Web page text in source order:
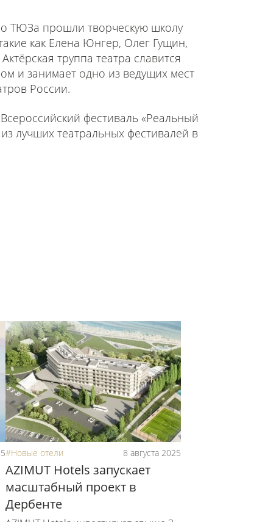
ТЮЗа прошли творческую школу
как Елена Юнгер, Олег Гущин,
труппа театра славится
и занимает одно из ведущих мест
России.
фестиваль «Реальный
лучших театральных фестивалей в
#Новые отели 8 августа 2025
AZIMUT Hotels запускает
масштабный проект в
Дербенте